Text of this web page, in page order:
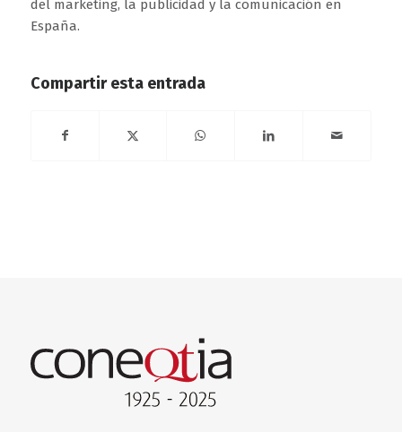
del marketing, la publicidad y la comunicación en
España.
Compartir esta entrada